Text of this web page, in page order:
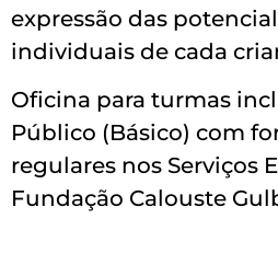
expressão das
individuais de cada
Oficina para turmas
Público (Básico) com
regulares nos Serviços
Fundação Calouste